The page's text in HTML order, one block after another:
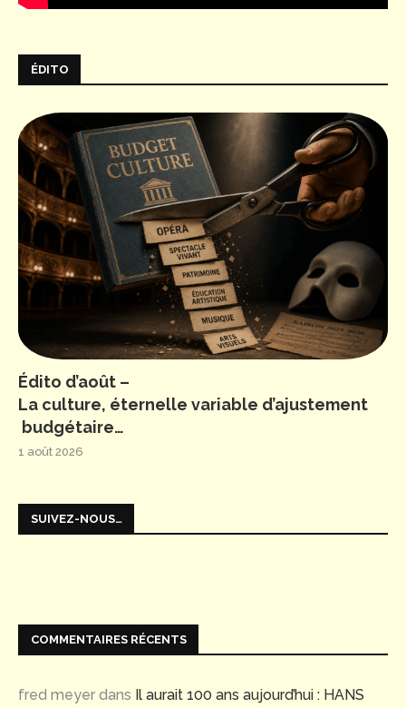
ÉDITO
Édito d’août –
La culture, éternelle variable d’ajustement
budgétaire…
1 août 2026
SUIVEZ-NOUS…
COMMENTAIRES RÉCENTS
fred meyer dans Il aurait 100 ans aujourd’hui : HANS